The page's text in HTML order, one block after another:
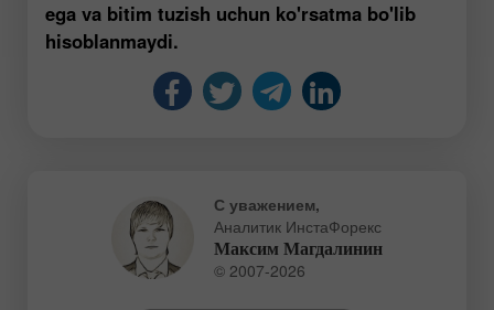
ega va bitim tuzish uchun ko'rsatma bo'lib
hisoblanmaydi.
С уважением,
Аналитик ИнстаФорекс
Максим Магдалинин
© 2007-2026